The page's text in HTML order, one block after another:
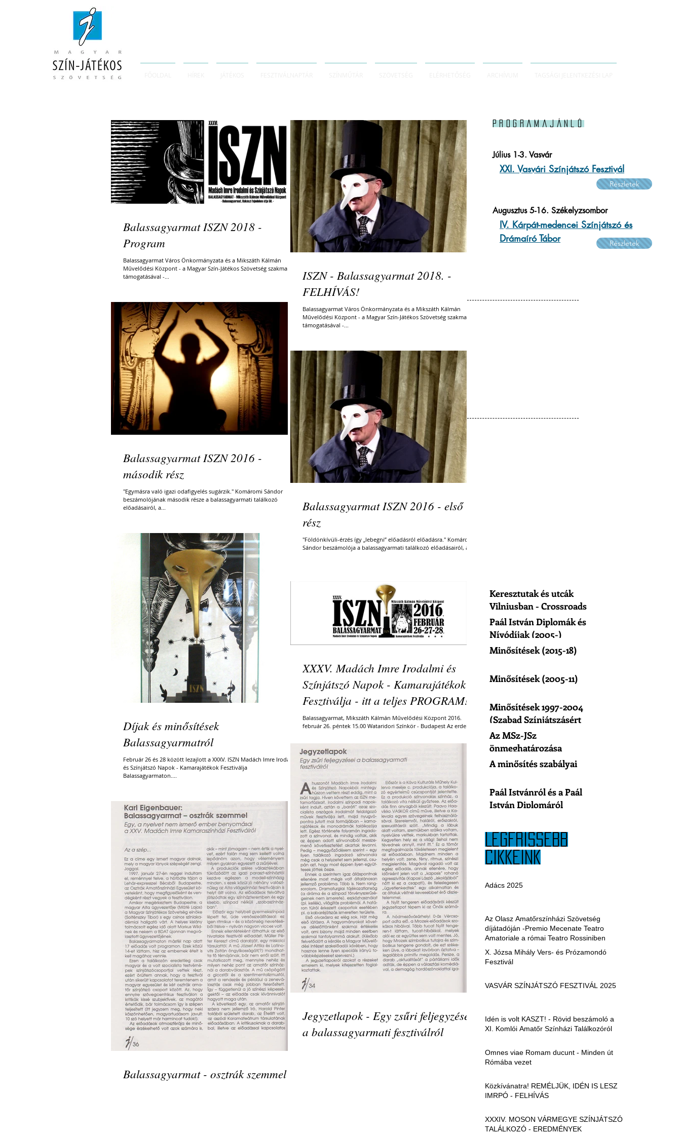
Balassagyarmat ISZN 2018 -
Program
Balassagyarmat Város Önkormányzata és a Mikszáth Kálmán
Művelődési Központ - a Magyar Szín-Játékos Szövetség szakmai
támogatásával -...
ISZN - Balassagyarmat 2018. -
FELHÍVÁS!
Balassagyarmat Város Önkormányzata és a Mikszáth Kálmán
Művelődési Központ - a Magyar Szín-Játékos Szövetség szakmai
támogatásával -...
Balassagyarmat ISZN 2016 -
második rész
"Egymásra való igazi odafigyelés sugárzik." Komáromi Sándor
beszámolójának második része a balassagyarmati találkozó
előadásairól, a...
Balassagyarmat ISZN 2016 - első
rész
"Földönkívüli-érzés így „lebegni” előadásról előadásra." Komáromi
Sándor beszámolója a balassagyarmati találkozó előadásairól, a...
Díjak és minősítések
Balassagyarmatról
Február 26 és 28 között lezajlott a XXXV. ISZN Madách Imre Irodalmi
és Színjátszó Napok - Kamarajátékok Fesztiválja
Balassagyarmaton....
XXXV. Madách Imre Irodalmi és
Színjátszó Napok - Kamarajátékok
Fesztiválja - itt a teljes PROGRAM!
Balassagyarmat, Mikszáth Kálmán Művelődési Központ 2016.
február 26. péntek 15.00 Wataridori Színkör - Budapest Az erdei
Balassagyarmat - osztrák szemmel
Jegyzetlapok - Egy zsűri feljegyzései
a balassagyarmati fesztiválról
Programajánló
Adács 2025
Az Olasz Amatőrszínházi Szövetség
díjátadóján -Premio Mecenate Teatro
Amatoriale a római Teatro Rossiniben
X. Józsa Mihály Vers- és Prózamondó
Fesztivál
VASVÁR SZÍNJÁTSZÓ FESZTIVÁL 2025
Idén is volt KASZT! - Rövid beszámoló a
XI. Komlói Amatőr Színházi Találkozóról
Omnes viae Romam ducunt - Minden út
Rómába vezet
Közkívánatra! REMÉLJÜK, IDÉN IS LESZ
IMRPÓ - FELHÍVÁS
XXXIV. MOSON VÁRMEGYE SZÍNJÁTSZÓ
TALÁLKOZÓ - EREDMÉNYEK
LEGFRISSEBB
CIKKEINK
Keresztutak és utcák
Vilniusban - Crossroads
of Vilnius
Paál István Diplomák és
Nívódíjak (2005-)
Minősítések (2015-18)
Minősítések (2005-11)
Minősítések 1997-2004
(Szabad Színjátszásért
Egyesület)
Az MSz-JSz
önmeghatározása
A minősítés szabályai
Paál Istvánról és a Paál
István Diplomáról
Július 1-3. Vasvár
XXI. Vasvári Színjátszó Fesztivál
Részletek
Augusztus 5-16. Székelyzsombor
IV. Kárpát-medencei Színjátszó és
Drámaíró Tábor
Részletek